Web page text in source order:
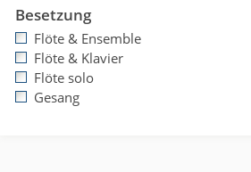
Besetzung
Flöte & Ensemble
Flöte & Klavier
Flöte solo
Gesang